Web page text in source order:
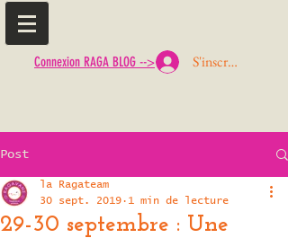
Connexion RAGA BLOG --> S'inscrire ou Se
Post
29-30 septembre : Une
la Ragateam
30 sept. 2019
1 min de lecture